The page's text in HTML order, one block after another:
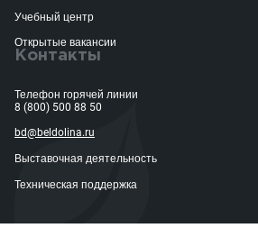
Учебный центр
Открытые вакансии
Контакты
Телефон горячей линии
8 (800) 500 88 50
bd@beldolina.ru
Выставочная деятельность
Техническая поддержка